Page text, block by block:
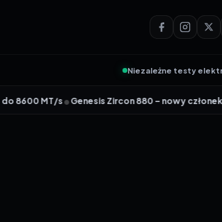
Niezależne testy
MT/s•Genesis Zircon 880 – nowy członek